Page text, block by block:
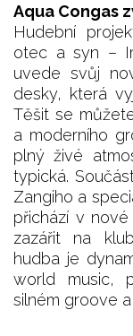
Aqua Congas
Hudební
otec a syn –
uvede svůj
desky, která
Těšit se
a moderního
plný živé
typická.
Zangiho a
přichází v
zazářit na
hudba je
world music,
silném groove